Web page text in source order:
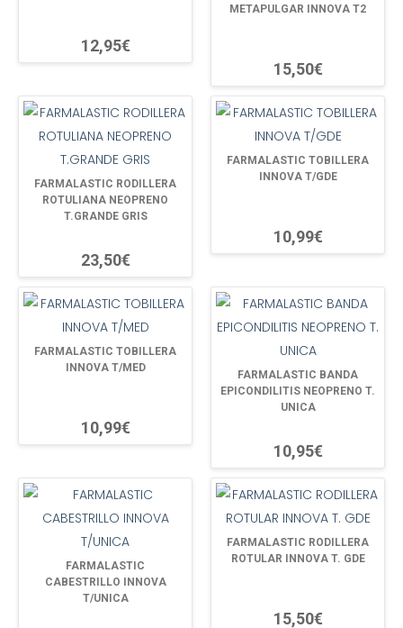
12,95€
METAPULGAR INNOVA T2
15,50€
FARMALASTIC RODILLERA
ROTULIANA NEOPRENO
T.GRANDE GRIS
23,50€
FARMALASTIC TOBILLERA
INNOVA T/GDE
10,99€
FARMALASTIC TOBILLERA
INNOVA T/MED
10,99€
FARMALASTIC BANDA
EPICONDILITIS NEOPRENO T.
UNICA
10,95€
FARMALASTIC
CABESTRILLO INNOVA
T/UNICA
FARMALASTIC RODILLERA
ROTULAR INNOVA T. GDE
15,50€